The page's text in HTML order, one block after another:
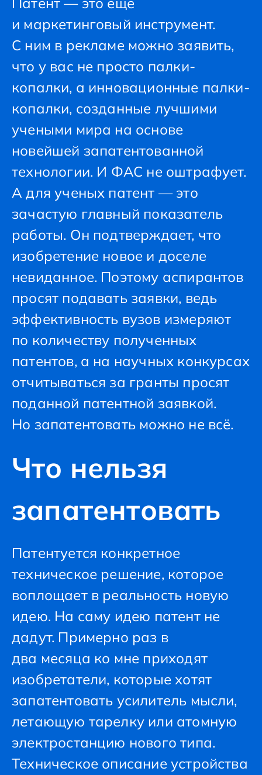
и маркетинговый инструмент.
С ним в рекламе можно заявить,
что у вас не просто палки-
копалки, а инновационные палки-
копалки, созданные лучшими
учеными мира на основе
новейшей запатентованной
технологии. И ФАС не оштрафует.
А для ученых патент — это
зачастую главный показатель
работы. Он подтверждает, что
изобретение новое и доселе
невиданное. Поэтому аспирантов
просят подавать заявки, ведь
эффективность вузов измеряют
по количеству полученных
патентов, а на научных конкурсах
отчитываться за гранты просят
поданной патентной заявкой.
Но запатентовать можно не всё.
Что нельзя
запатентовать
Патентуется конкретное
техническое решение, которое
воплощает в реальность новую
идею. На саму идею патент не
дадут. Примерно раз в
два месяца ко мне приходят
изобретатели, которые хотят
запатентовать усилитель мысли,
летающую тарелку или атомную
электростанцию нового типа.
Техническое описание устройства